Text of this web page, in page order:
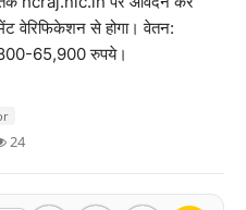
वेरिफिकेशन से होगा। वेतन:
65,900 रुपये।
Media or Organization • 11
24